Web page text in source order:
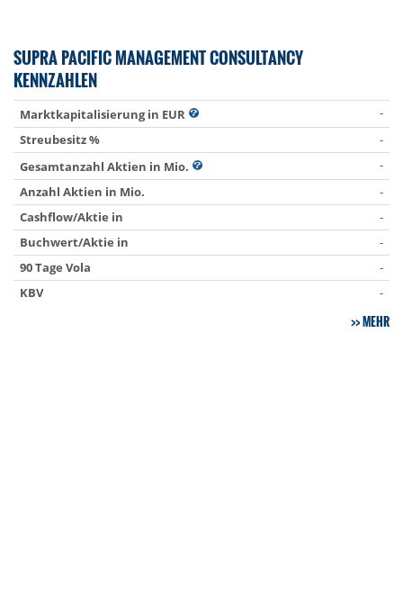
SUPRA PACIFIC MANAGEMENT CONSULTANCY
KENNZAHLEN
Marktkapitalisierung in EUR
-
Streubesitz %
-
Gesamtanzahl Aktien in Mio.
-
Anzahl Aktien in Mio.
-
Cashflow/Aktie in
-
Buchwert/Aktie in
-
90 Tage Vola
-
KBV
-
MEHR